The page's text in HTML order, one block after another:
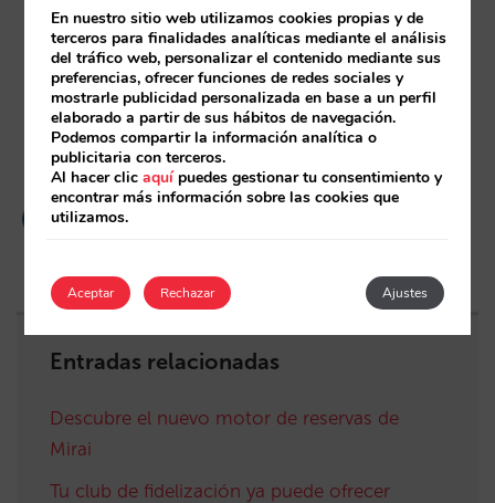
activadas
Utiliza las flechas junto a cada oferta para
cambiar el orden
El orden que marques aquí será el que se
mostrará al usuario
Entradas relacionadas
Descubre el nuevo motor de reservas de
Mirai
Tu club de fidelización ya puede ofrecer
En nuestro sitio web utilizamos cookies propias y de
terceros para finalidades analíticas mediante el análisis
del tráfico web, personalizar el contenido mediante sus
preferencias, ofrecer funciones de redes sociales y
mostrarle publicidad personalizada en base a un perfil
elaborado a partir de sus hábitos de navegación.
Podemos compartir la información analítica o
publicitaria con terceros.
Al hacer clicaquípuedes gestionar tu consentimiento y
encontrar más información sobre las cookies que
utilizamos.
Aceptar Ajustes
Rechazar